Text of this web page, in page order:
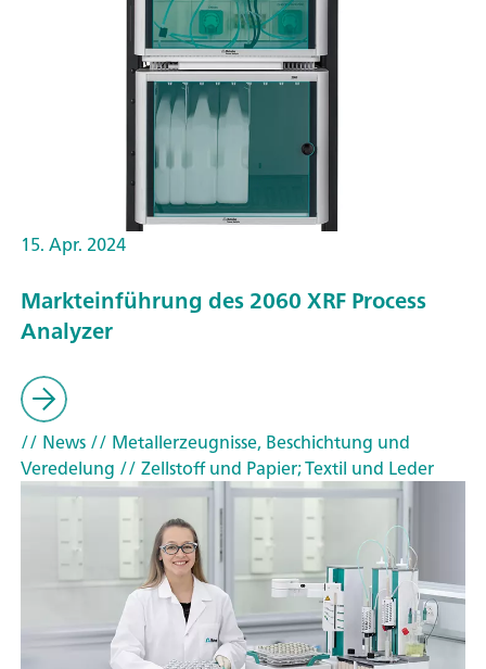
15. Apr. 2024
Markteinführung des 2060 XRF Process
Analyzer
// News// Metallerzeugnisse, Beschichtung und
Veredelung // Zellstoff und Papier; Textil und Leder